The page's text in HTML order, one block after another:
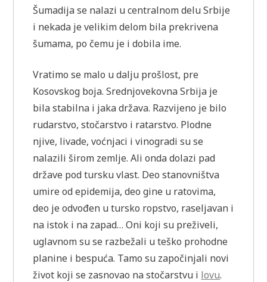
Šumadija se nalazi u centralnom delu Srbije
i nekada je velikim delom bila prekrivena
šumama, po čemu je i dobila ime.
Vratimo se malo u dalju prošlost, pre
Kosovskog boja. Srednjovekovna Srbija je
bila stabilna i jaka država. Razvijeno je bilo
rudarstvo, stočarstvo i ratarstvo. Plodne
njive, livade, voćnjaci i vinogradi su se
nalazili širom zemlje. Ali onda dolazi pad
države pod tursku vlast. Deo stanovništva
umire od epidemija, deo gine u ratovima,
deo je odvođen u tursko ropstvo, raseljavan i
na istok i na zapad… Oni koji su preživeli,
uglavnom su se razbežali u teško prohodne
planine i bespuća. Tamo su započinjali novi
život koji se zasnovao na stočarstvu i lovu.